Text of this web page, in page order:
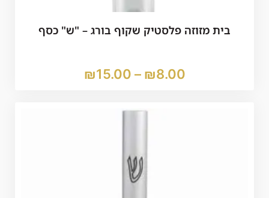
בית מזוזה פלסטיק שקוף בורג – "ש" כסף
₪8.00
–
₪15.00